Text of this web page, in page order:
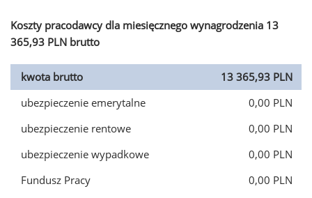
Koszty pracodawcy dla miesięcznego wynagrodzenia 13
365,93 PLN brutto
kwota brutto
13 365,93 PLN
ubezpieczenie emerytalne
0,00 PLN
ubezpieczenie rentowe
0,00 PLN
ubezpieczenie wypadkowe
0,00 PLN
Fundusz Pracy
0,00 PLN